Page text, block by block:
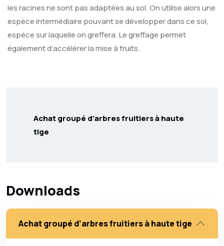
les racines ne sont pas adaptées au sol. On utilise alors une
espèce intermédiaire pouvant se développer dans ce sol,
espèce sur laquelle on greffera. Le greffage permet
également d’accélérer la mise à fruits.
Achat groupé d’arbres fruitiers à haute
tige
Downloads
Achat groupé d’arbres fruitiers à haute tige